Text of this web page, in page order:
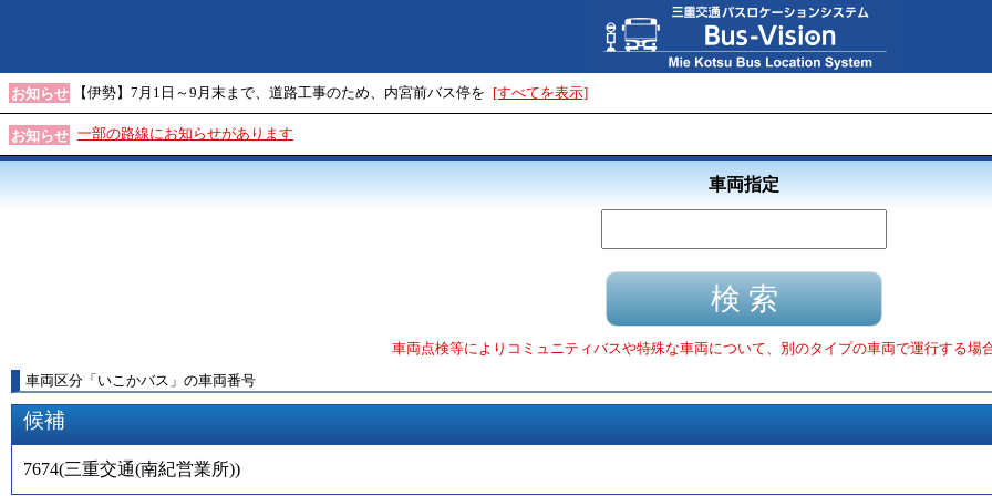
お知らせ 【伊勢】7月1日～9月末まで、道路工事のため、内宮前バス停を [すべてを表示]
お知らせ 一部の路線にお知らせがあります
車両指定
車両点検等によりコミュニティバスや特殊な車両について、別のタイプの車両で運行する場
車両区分 「 いこかバス 」 の車両番号
候補
7674(三重交通(南紀営業所))